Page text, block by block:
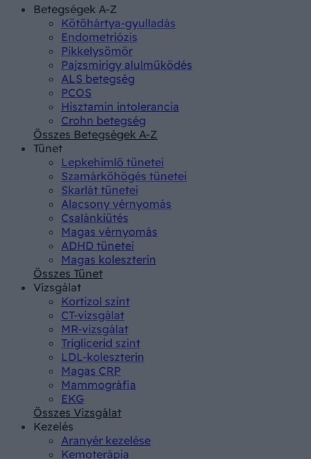
Betegségek A-Z
Kötőhártya-gyulladás
Endometriózis
Pikkelysömör
Pajzsmirigy alulműködés
ALS betegség
PCOS
Hisztamin intolerancia
Crohn betegség
Összes Betegségek A-Z
Tünet
Lepkehimlő tünetei
Szamárköhögés tünetei
Skarlát tünetei
Alacsony vérnyomás
Csalánkiütés
Magas vérnyomás
ADHD tünetei
Magas koleszterin
Összes Tünet
Vizsgálat
Kortizol szint
CT-vizsgálat
MR-vizsgálat
Triglicerid szint
LDL-koleszterin
Magas CRP
Mammográfia
EKG
Összes Vizsgálat
Kezelés
Aranyér kezelése
Kemoterápia